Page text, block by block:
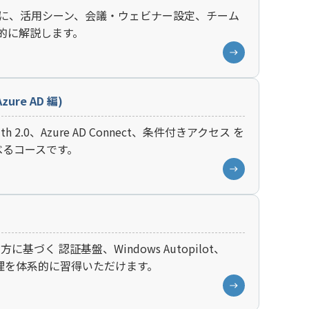
活用シーン、会議・ウェビナー設定、チーム
解説します。
AD 編)
2.0、Azure AD Connect、条件付きアクセス を
コースです。
に基づく 認証基盤、Windows Autopilot、
体系的に習得いただけます。